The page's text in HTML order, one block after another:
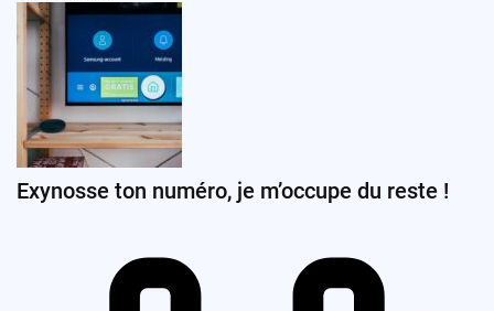
Exynosse ton numéro, je m’occupe du reste !